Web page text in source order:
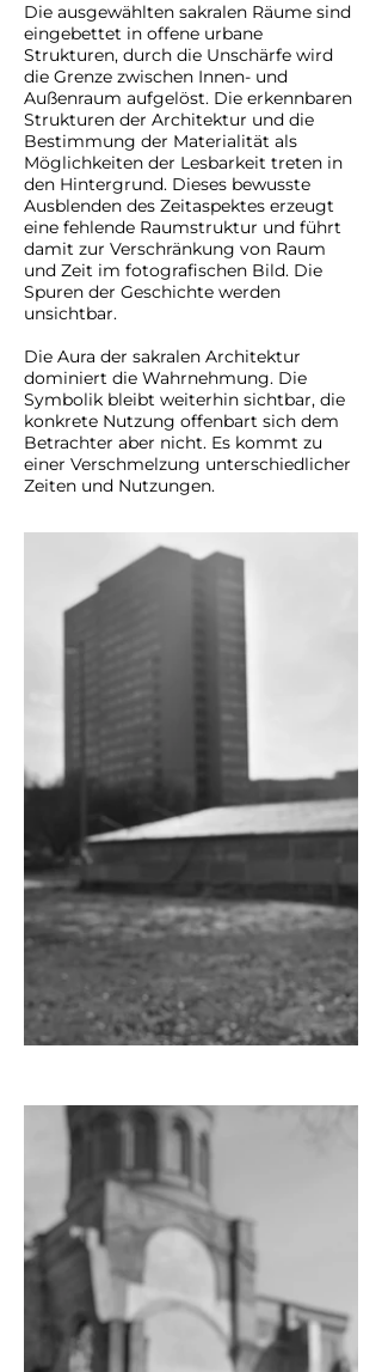
Die ausgewählten sakralen Räume sind
eingebettet in offene urbane
Strukturen, durch die Unschärfe wird
die Grenze zwischen Innen- und
Außenraum aufgelöst. Die erkennbaren
Strukturen der Architektur und die
Bestimmung der Materialität als
Möglichkeiten der Lesbarkeit treten in
den Hintergrund. Dieses bewusste
Ausblenden des Zeitaspektes erzeugt
eine fehlende Raumstruktur und führt
damit zur Verschränkung von Raum
und Zeit im fotografischen Bild. Die
Spuren der Geschichte werden
unsichtbar.
Die Aura der sakralen Architektur
dominiert die Wahrnehmung. Die
Symbolik bleibt weiterhin sichtbar, die
konkrete Nutzung offenbart sich dem
Betrachter aber nicht. Es kommt zu
einer Verschmelzung unterschiedlicher
Zeiten und Nutzungen.